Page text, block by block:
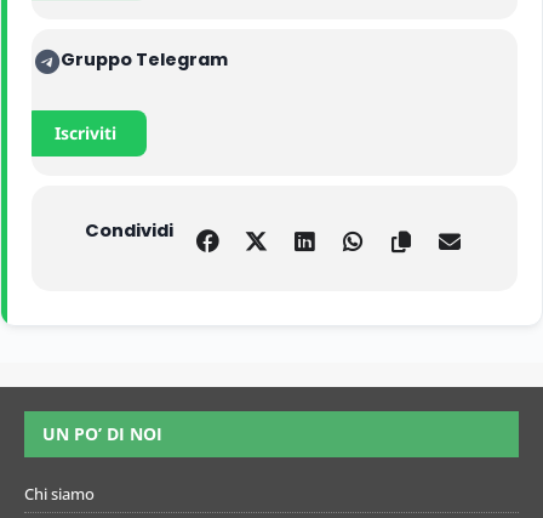
Gruppo Telegram
Iscriviti
Condividi
UN PO’ DI NOI
Chi siamo